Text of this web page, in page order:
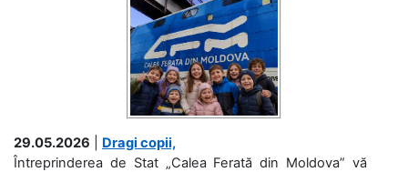
29.05.2026
Dragi copii,
Întreprinderea de Stat „Calea Ferată din Moldova” vă